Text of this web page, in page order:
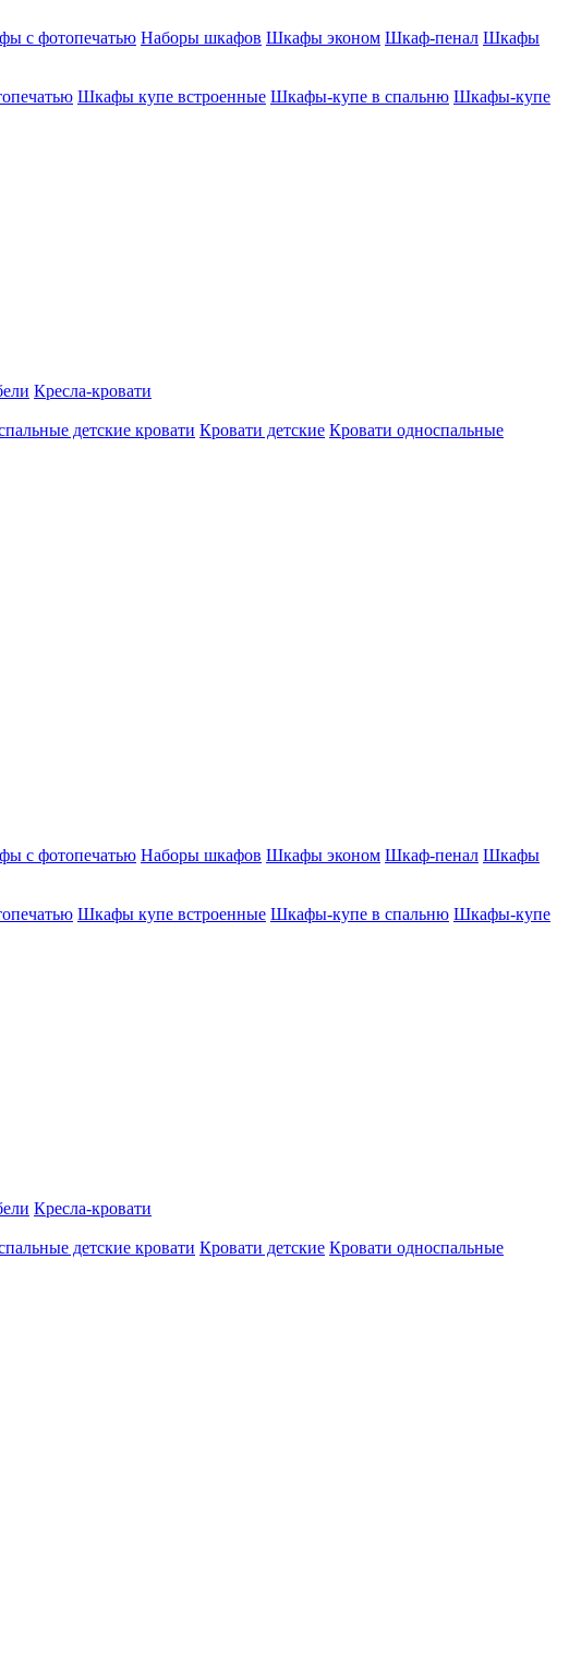
с фотопечатью Наборы шкафов Шкафы эконом Шкаф-пенал Шкафы
Шкафы купе встроенные Шкафы-купе в спальню Шкафы-купе
Кресла-кровати
детские кровати Кровати детские Кровати односпальные
с фотопечатью Наборы шкафов Шкафы эконом Шкаф-пенал Шкафы
Шкафы купе встроенные Шкафы-купе в спальню Шкафы-купе
Кресла-кровати
детские кровати Кровати детские Кровати односпальные